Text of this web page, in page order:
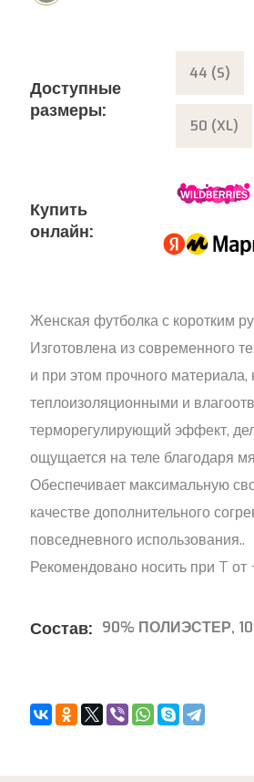
Доступные
размеры:
44 (S)
50 (XL)
Купить
онлайн:
Женская футболка с коротким
Изготовлена из современного
и при этом прочного
теплоизоляционными и
терморегулирующий эффект,
ощущается на теле благодаря
Обеспечивает максимальную
качестве дополнительного
повседневного использования..
Рекомендовано носить при T от
Состав: 90% ПОЛИЭСТЕР,